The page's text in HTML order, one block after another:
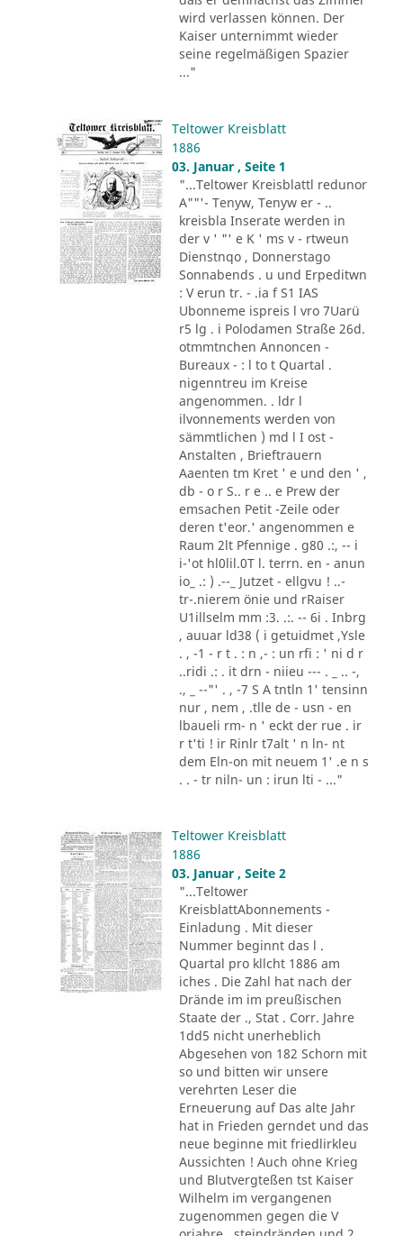
wird verlassen können. Der
Kaiser unternimmt wieder
seine regelmäßigen Spazier
..."
Teltower Kreisblatt
1886
03. Januar , Seite 1
"...Teltower Kreisblattl redunor
A""'- Tenyw, Tenyw er - ..
kreisbla Inserate werden in
der v ' "' e K ' ms v - rtweun
Dienstnqo , Donnerstago
Sonnabends . u und Erpeditwn
: V erun tr. - .ia f S1 IAS
Ubonneme ispreis l vro 7Uarü
r5 lg . i Polodamen Straße 26d.
otmmtnchen Annoncen -
Bureaux - : l to t Quartal .
nigenntreu im Kreise
angenommen. . ldr l
ilvonnements werden von
sämmtlichen ) md l I ost -
Anstalten , Brieftrauern
Aaenten tm Kret ' e und den ' ,
db - o r S.. r e .. e Prew der
emsachen Petit -Zeile oder
deren t'eor.' angenommen e
Raum 2lt Pfennige . g80 .:, -- i
i-'ot hl0lil.0T l. terrn. en - anun
io_ .: ) .--_ Jutzet - ellgvu ! ..-
tr-.nierem önie und rRaiser
U1illselm mm :3. .:. -- 6i . Inbrg
, auuar ld38 ( i getuidmet ,Ysle
. , -1 - r t . : n ,- : un rfi : ' ni d r
..ridi .: . it drn - niieu --- . _ .. -,
., _ --"' . , -7 S A tntln 1' tensinn
nur , nem , .tlle de - usn - en
lbaueli rm- n ' eckt der rue . ir
r t'ti ! ir Rinlr t7alt ' n ln- nt
dem Eln-on mit neuem 1' .e n s
. . - tr niln- un : irun lti - ..."
Teltower Kreisblatt
1886
03. Januar , Seite 2
"...Teltower
KreisblattAbonnements -
Einladung . Mit dieser
Nummer beginnt das l .
Quartal pro kllcht 1886 am
iches . Die Zahl hat nach der
Drände im im preußischen
Staate der ., Stat . Corr. Jahre
1dd5 nicht unerheblich
Abgesehen von 182 Schorn mit
so und bitten wir unsere
verehrten Leser die
Erneuerung auf Das alte Jahr
hat in Frieden gerndet und das
neue beginne mit friedlirkleu
Aussichten ! Auch ohne Krieg
und Blutvergteßen tst Kaiser
Wilhelm im vergangenen
zugenommen gegen die V